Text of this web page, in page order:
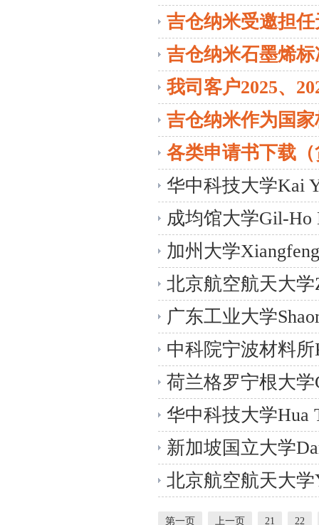
吉仓纳米受邀担
吉仓纳米石墨烯标
我司客户2025、
篇
吉仓纳米作为国
委员参加成立大会
各类申请书下载
申请书，标记申
华中科技大学Kai
Dongdong Chen
成均馆大学Gil-
结构金属绝缘体-
加州大学
高面容量的一氧
北京航空航天大学
高功率密度平面
广东工业大学
阵列与亲锂MnOx
中科院宁波材料
位构建一维碳纳
道
荷兰格罗宁根大学
性能固态锂金属电
华中科技大学Hua
学信号的重金属
新加坡国立大学
器，用于从电子
北京航空航天大学
Jingchong Liu课
第一页 上一页 21 22